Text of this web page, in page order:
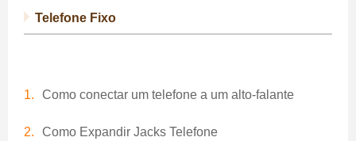
Telefone Fixo
Como conectar um telefone a um alto-falante
Como Expandir Jacks Telefone